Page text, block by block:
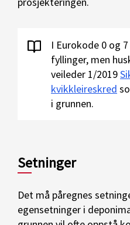
I Eurokode 0 og
fyllinger, men
veileder 1/2019
kvikkleireskred
i grunnen.
Setninger
Det må påregnes
egensetninger i